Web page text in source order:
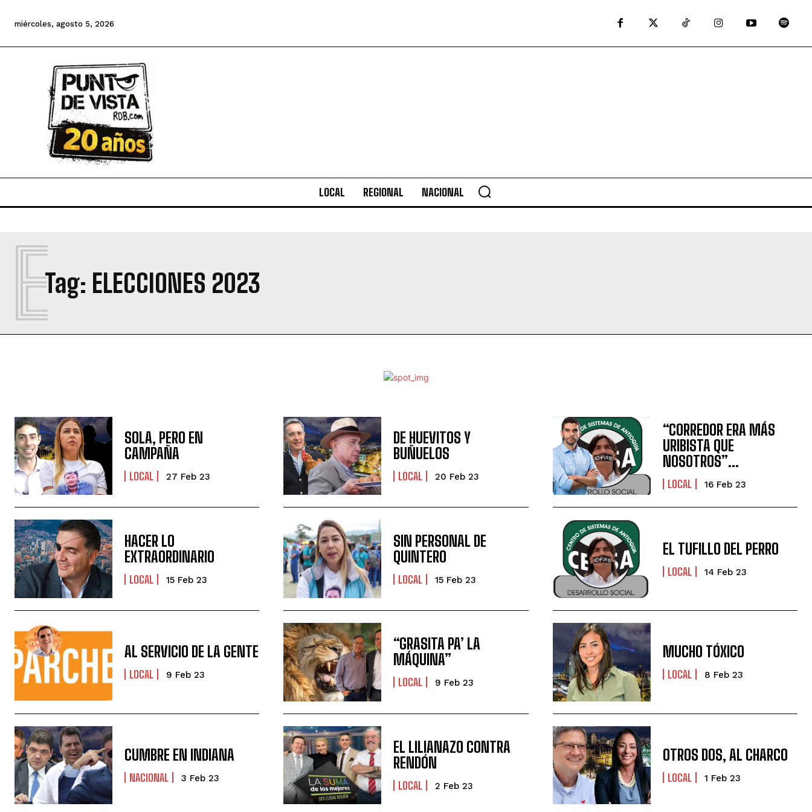
miércoles, agosto 5, 2026
LOCAL REGIONAL NACIONAL
Tag: ELECCIONES 2023
E
SOLA, PERO EN
CAMPAÑA
LOCAL 27 Feb 23
DE HUEVITOS Y
BUÑUELOS
LOCAL 20 Feb 23
“CORREDOR ERA MÁS
URIBISTA QUE
NOSOTROS”…
LOCAL 16 Feb 23
HACER LO
EXTRAORDINARIO
LOCAL 15 Feb 23
SIN PERSONAL DE
QUINTERO
LOCAL 15 Feb 23
EL TUFILLO DEL PERRO
LOCAL 14 Feb 23
AL SERVICIO DE LA GENTE
LOCAL 9 Feb 23
“GRASITA PA’ LA
MÁQUINA”
LOCAL 9 Feb 23
MUCHO TÓXICO
LOCAL 8 Feb 23
CUMBRE EN INDIANA
NACIONAL 3 Feb 23
EL LILIANAZO CONTRA
RENDÓN
LOCAL 2 Feb 23
OTROS DOS, AL CHARCO
LOCAL 1 Feb 23